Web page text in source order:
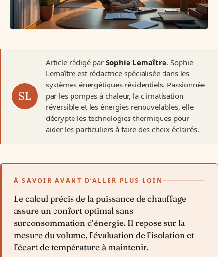
Article rédigé par Sophie Lemaître. Sophie
Lemaître est rédactrice spécialisée dans les
systèmes énergétiques résidentiels. Passionnée
par les pompes à chaleur, la climatisation
réversible et les énergies renouvelables, elle
décrypte les technologies thermiques pour
aider les particuliers à faire des choix éclairés.
À SAVOIR AVANT D’ALLER PLUS LOIN
Le calcul précis de la puissance de chauffage
assure un confort optimal sans
surconsommation d’énergie. Il repose sur la
mesure du volume, l’évaluation de l’isolation et
l’écart de température à maintenir.